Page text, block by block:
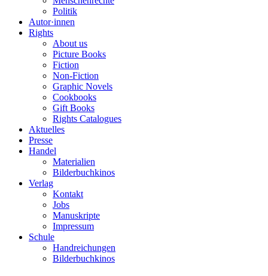
Politik
Autor·innen
Rights
About us
Picture Books
Fiction
Non-Fiction
Graphic Novels
Cookbooks
Gift Books
Rights Catalogues
Aktuelles
Presse
Handel
Materialien
Bilderbuchkinos
Verlag
Kontakt
Jobs
Manuskripte
Impressum
Schule
Handreichungen
Bilderbuchkinos